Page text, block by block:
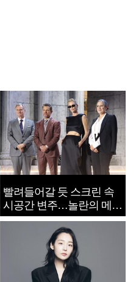
빨려들어갈 듯 스크린 속
시공간 변주…놀란의 메시
지는 ‘전쟁 속죄’